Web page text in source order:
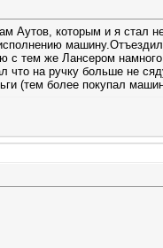
Аутов, которым и я стал
тем же Лансером
что на ручку больше не
(тем более покупал